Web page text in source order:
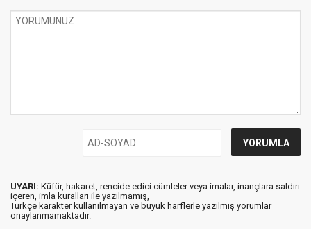
UYARI: Küfür, hakaret, rencide edici cümleler veya imalar, inançlara saldırı
içeren, imla kuralları ile yazılmamış,
Türkçe karakter kullanılmayan ve büyük harflerle yazılmış yorumlar
onaylanmamaktadır.